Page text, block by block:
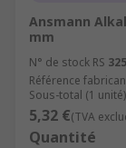
Ansmann
mm
N° de stock RS
Référence
Sous-total (1 unité)
5,32 €(TVA
Quantité